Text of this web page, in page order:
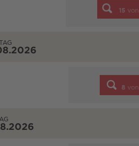
15 von
8 von